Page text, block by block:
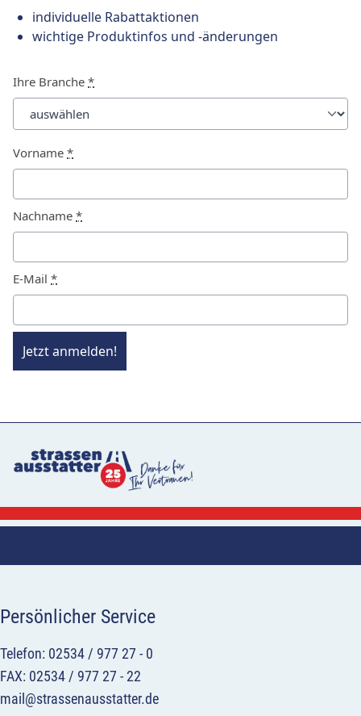
individuelle Rabattaktionen
wichtige Produktinfos und -änderungen
Ihre Branche *
Vorname *
Nachname *
E-Mail *
Jetzt anmelden!
Persönlicher Service
Telefon: 02534 / 977 27 - 0
FAX: 02534 / 977 27 - 22
mail@strassenausstatter.de